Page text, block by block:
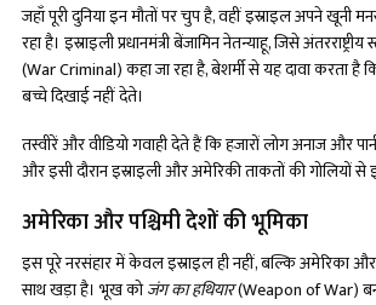
जहाँ पूरी दुनिया इन मौतों पर चुप है, वहीं इस्राइल अपने
रहा है। इस्राइली प्रधानमंत्री बेंजामिन नेतन्याहू, जिसे अंतरराष्ट्रीय
(War Criminal) कहा जा रहा है, बेशर्मी से यह दावा करता
बच्चे दिखाई नहीं देते।
तस्वीरें और वीडियो गवाही देते हैं कि हजारों लोग अनाज और
और इसी दौरान इस्राइली और अमेरिकी ताकतों की गोलियों से
अमेरिका और पश्चिमी देशों की भूमिका
इस पूरे नरसंहार में केवल इस्राइल ही नहीं, बल्कि अमेरिका
साथ खड़ा है। भूख कोजंग का हथियार(Weapon of War)